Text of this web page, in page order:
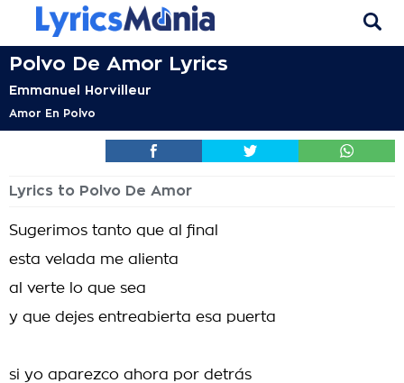
Polvo De Amor Lyrics
Emmanuel Horvilleur
Amor En Polvo
Lyrics to Polvo De Amor
Sugerimos tanto que al final
esta velada me alienta
al verte lo que sea
y que dejes entreabierta esa puerta
si yo aparezco ahora por detrás